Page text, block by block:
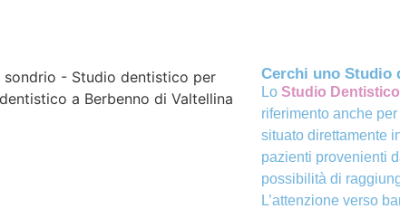
Cerchi uno Studio
Lo Studio
riferimento anche
situato direttamente
pazienti provenienti
possibilità di
L’attenzione verso